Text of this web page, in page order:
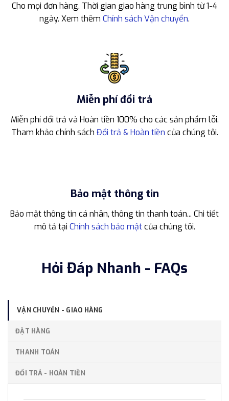
Cho mọi đơn hàng. Thời gian giao hàng trung bình từ 1-4
ngày. Xem thêm Chính sách Vận chuyển.
Miễn phí đổi trả
Miễn phí đổi trả và Hoàn tiền 100% cho các sản phẩm lỗi.
Tham khảo chính sách Đổi trả & Hoàn tiền của chúng tôi.
Bảo mật thông tin
Bảo mật thông tin cá nhân, thông tin thanh toán... Chi tiết
mô tả tại Chính sách bảo mậtcủa chúng tôi.
Hỏi Đáp Nhanh - FAQs
VẬN CHUYỂN - GIAO HÀNG
ĐẶT HÀNG
THANH TOÁN
ĐỔI TRẢ - HOÀN TIỀN